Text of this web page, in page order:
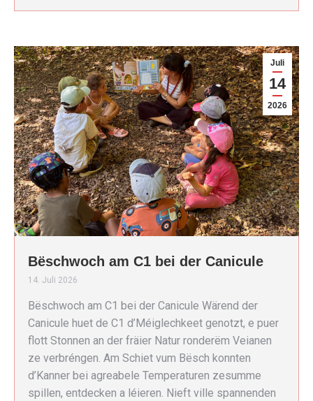
Juli
14
2026
Bëschwoch am C1 bei der Canicule
14. Juli 2026
Bëschwoch am C1 bei der Canicule Wärend der
Canicule huet de C1 d’Méiglechkeet genotzt, e puer
flott Stonnen an der fräier Natur ronderëm Veianen
ze verbréngen. Am Schiet vum Bësch konnten
d’Kanner bei agreabele Temperaturen zesumme
spillen, entdecken a léieren. Nieft ville spannenden